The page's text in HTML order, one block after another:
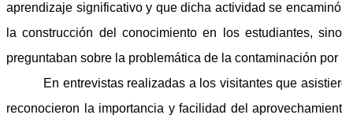
aprendizaje significativo y que dicha actividad se
la construcción del conocimiento en los estudiantes,
preguntaban sobre la problemática de la contaminación
En entrevistas realizadas a los visitantes que
reconocieron la importancia y facilidad del